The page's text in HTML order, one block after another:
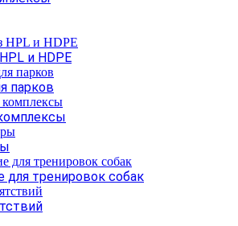
и HDPE
парков
для тренировок собак